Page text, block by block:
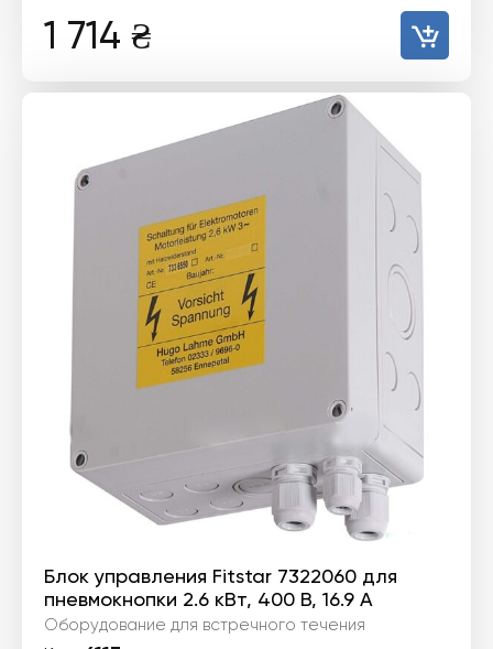
1 714 ₴
Блок управления Fitstar 7322060 для
пневмокнопки 2.6 кВт, 400 В, 16.9 А
Оборудование для встречного течения